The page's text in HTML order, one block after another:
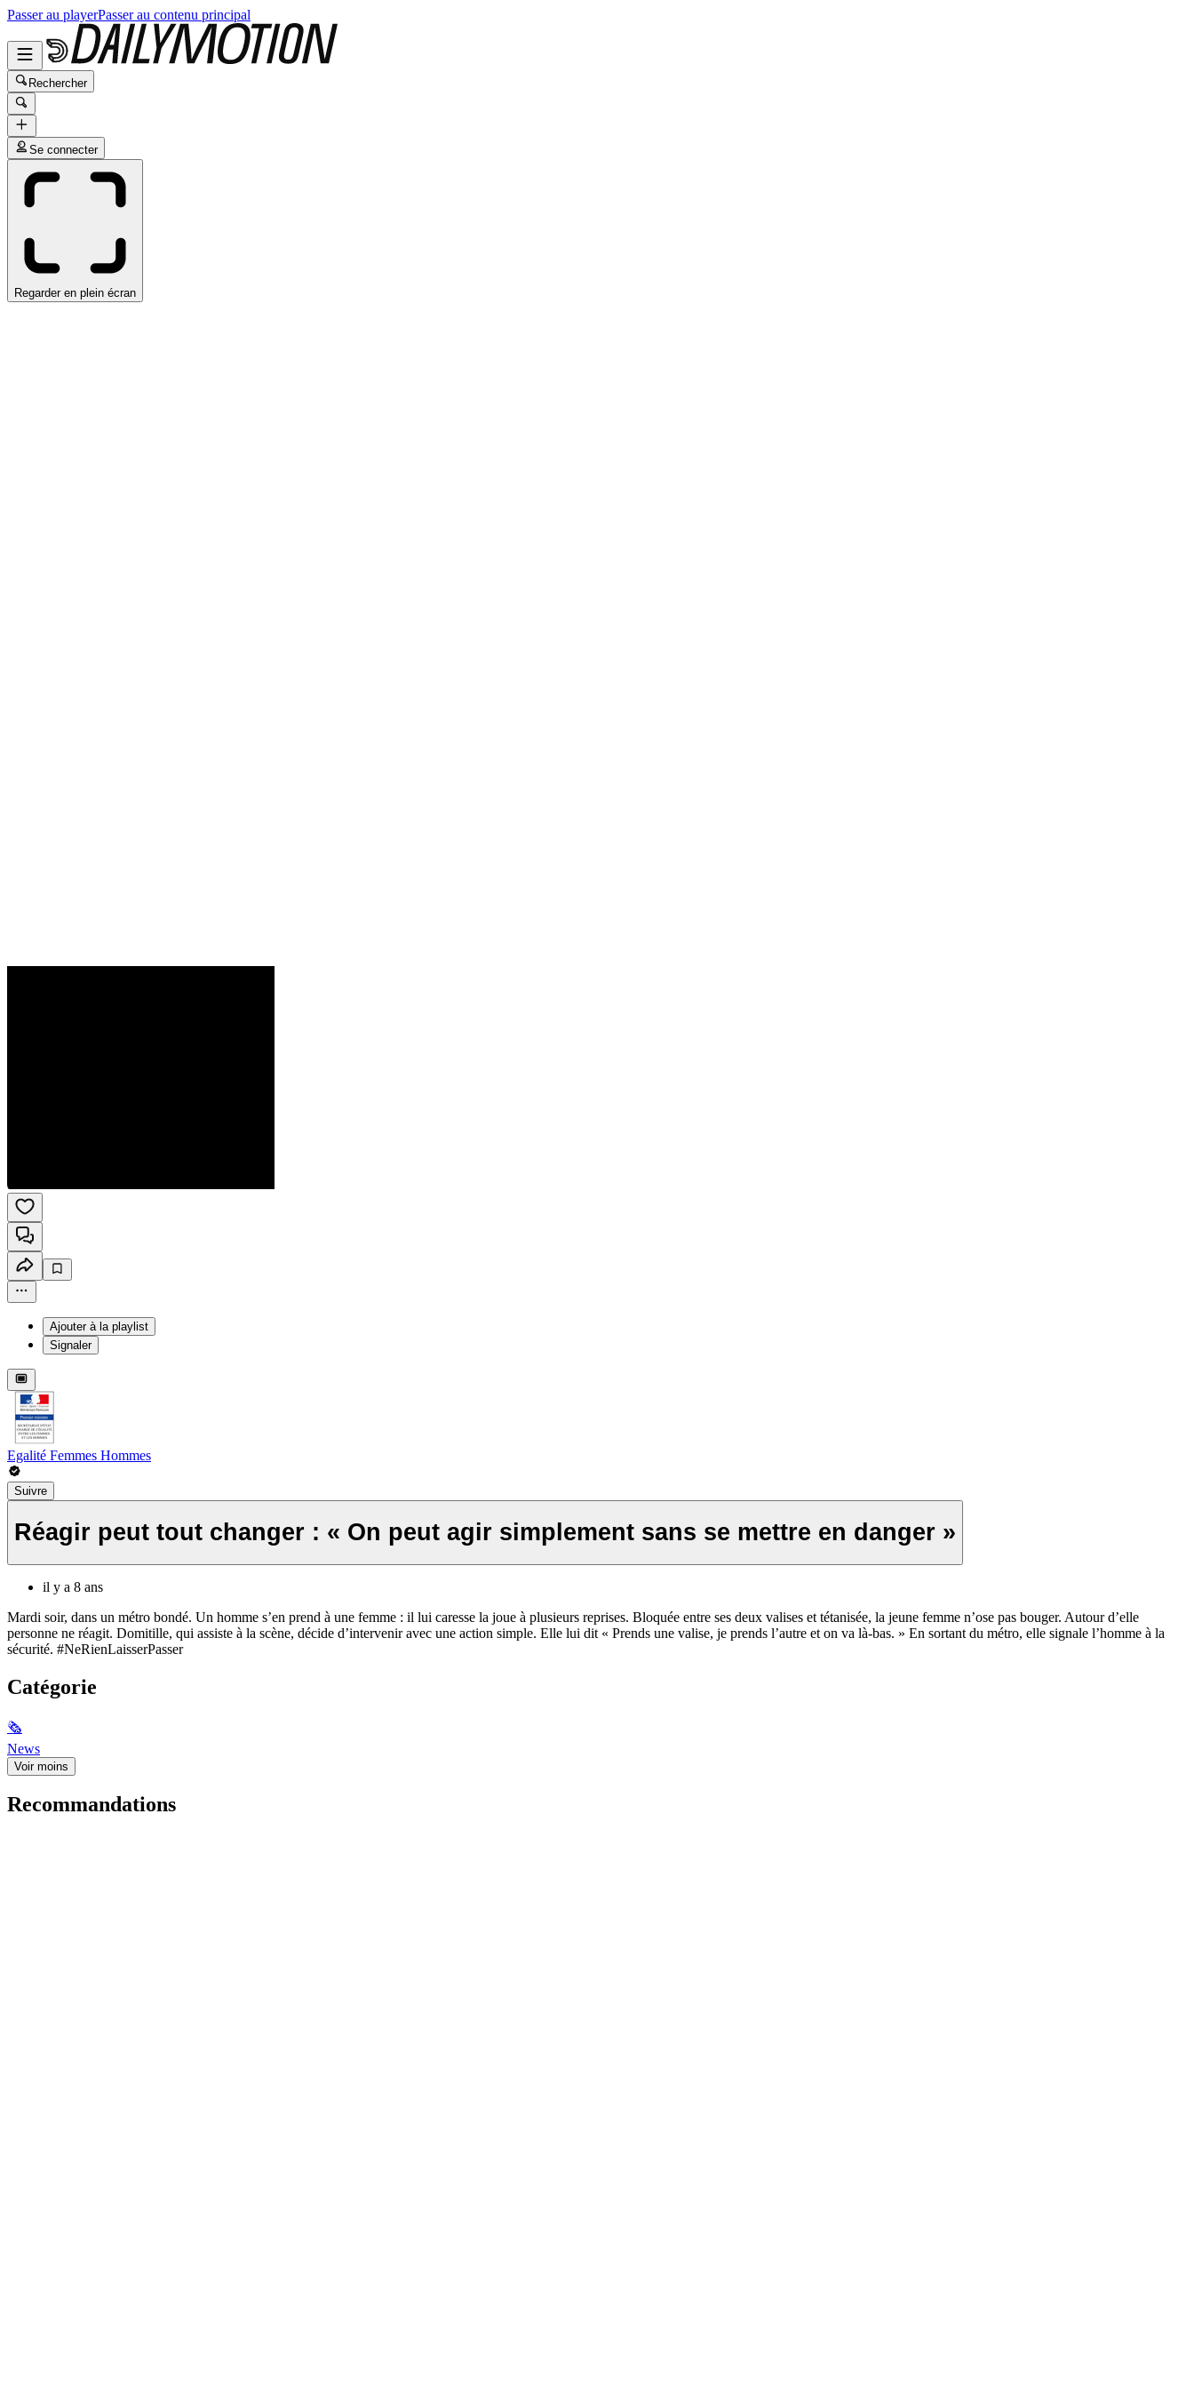
Passer au playerPasser au contenu principal
Rechercher
Se connecter
Regarder en plein écran
Ajouter à la playlist
Signaler
Egalité Femmes Hommes
Suivre
Réagir peut tout changer : « On peut agir simplement sans se mettre en danger »
il y a 8 ans
Mardi soir, dans un métro bondé. Un homme s’en prend à une femme : il lui caresse la joue à plusieurs reprises. Bloquée entre ses deux valises et tétanisée, la jeune femme n’ose pas bouger. Autour d’elle
personne ne réagit. Domitille, qui assiste à la scène, décide d’intervenir avec une action simple. Elle lui dit « Prends une valise, je prends l’autre et on va là-bas. » En sortant du métro, elle signale l’homme à la
sécurité. #NeRienLaisserPasser
Catégorie
🗞
News
Voir moins
Recommandations